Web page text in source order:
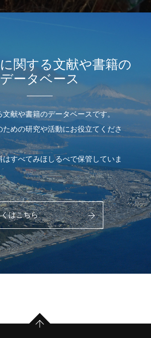
関する文献や書籍の
データベース
文献や書籍のデータベースです。
ための研究や活動にお役立てくださ
すべてみほしるべで保管していま
はこちら